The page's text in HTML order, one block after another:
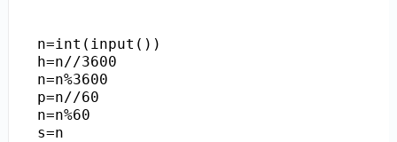
n=int(input())
h=n//3600
n=n%3600
p=n//60
n=n%60
s=n